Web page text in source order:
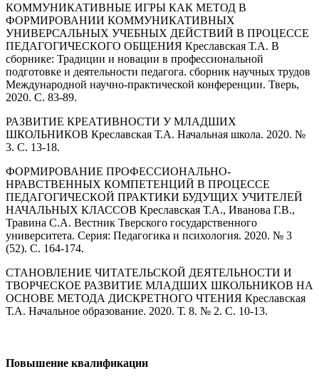
КОММУНИКАТИВНЫЕ ИГРЫ КАК МЕТОД В
ФОРМИРОВАНИИ КОММУНИКАТИВНЫХ
УНИВЕРСАЛЬНЫХ УЧЕБНЫХ ДЕЙСТВИЙ В ПРОЦЕССЕ
ПЕДАГОГИЧЕСКОГО ОБЩЕНИЯ Креславская Т.А. В
сборнике: Традиции и новации в профессиональной
подготовке и деятельности педагога. сборник научных трудов
Международной научно-практической конференции. Тверь,
2020. С. 83-89.
РАЗВИТИЕ КРЕАТИВНОСТИ У МЛАДШИХ
ШКОЛЬНИКОВ Креславская Т.А. Начальная школа. 2020. №
3. С. 13-18.
ФОРМИРОВАНИЕ ПРОФЕССИОНАЛЬНО-
НРАВСТВЕННЫХ КОМПЕТЕНЦИЙ В ПРОЦЕССЕ
ПЕДАГОГИЧЕСКОЙ ПРАКТИКИ БУДУЩИХ УЧИТЕЛЕЙ
НАЧАЛЬНЫХ КЛАССОВ Креславская Т.А., Иванова Г.В.,
Травина С.А. Вестник Тверского государственного
университета. Серия: Педагогика и психология. 2020. № 3
(52). С. 164-174.
СТАНОВЛЕНИЕ ЧИТАТЕЛЬСКОЙ ДЕЯТЕЛЬНОСТИ И
ТВОРЧЕСКОЕ РАЗВИТИЕ МЛАДШИХ ШКОЛЬНИКОВ НА
ОСНОВЕ МЕТОДА ДИСКРЕТНОГО ЧТЕНИЯ Креславская
Т.А. Начальное образование. 2020. Т. 8. № 2. С. 10-13.
Повышение квалификации